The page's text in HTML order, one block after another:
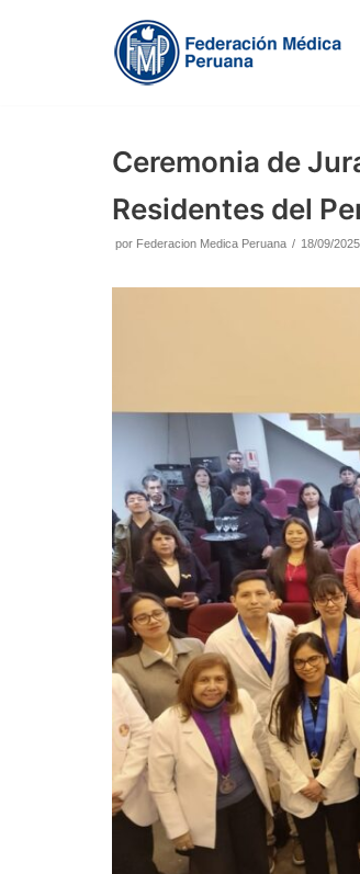
Ceremonia de
Residentes del
por Federacion Medica Peruana 18/09/2025